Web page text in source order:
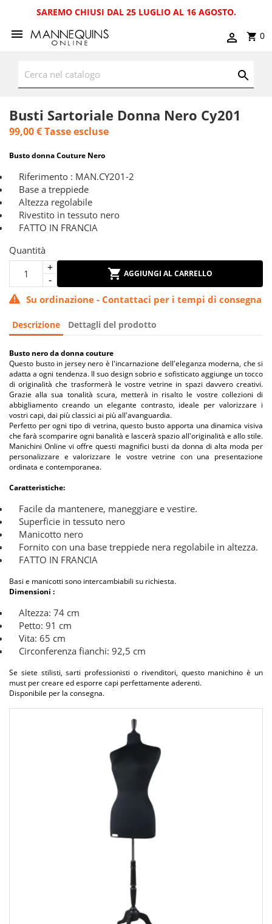
SAREMO CHIUSI DAL 25 LUGLIO AL 16 AGOSTO.
0
Busti Sartoriale Donna Nero Cy201
99,00 €Tasse escluse
Busto donna Couture Nero
Riferimento : MAN.CY201-2
Base a treppiede
Altezza regolabile
Rivestito in tessuto nero
FATTO IN FRANCIA
Quantità
AGGIUNGI AL CARRELLO
Su ordinazione - Contattaci per i tempi di consegna
Descrizione Dettagli del prodotto
Busto nero da donna couture
Questo busto in jersey nero è l'incarnazione dell'eleganza moderna, che si
adatta a ogni tendenza. Il suo design sobrio e sofisticato aggiunge un tocco
di originalità che trasformerà le vostre vetrine in spazi davvero creativi.
Grazie alla sua tonalità scura, metterà in risalto le vostre collezioni di
abbigliamento creando un elegante contrasto, ideale per valorizzare i
vostri capi, dai più classici ai più all'avanguardia.
Perfetto per ogni tipo di vetrina, questo busto apporta una dinamica visiva
che farà scomparire ogni banalità e lascerà spazio all'originalità e allo stile.
Manichini Online vi offre questi magnifici busti da donna di alta moda per
personalizzare e valorizzare le vostre vetrine con una presentazione
ordinata e contemporanea.
Caratteristiche:
Facile da mantenere, maneggiare e vestire.
Superficie in tessuto nero
Manicotto nero
Fornito con una base treppiede nera regolabile in altezza.
FATTO IN FRANCIA
Basi e manicotti sono intercambiabili su richiesta.
Dimensioni :
Altezza: 74 cm
Petto: 91 cm
Vita: 65 cm
Circonferenza fianchi: 92,5 cm
Se siete stilisti, sarti professionisti o rivenditori, questo manichino è un
must per creare ed esporre capi perfettamente aderenti.
Disponibile per la consegna.